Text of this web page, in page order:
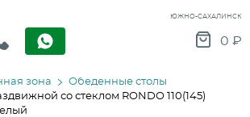
ЮЖНО-САХАЛИНСК
0 ₽
зона
Обеденные столы
со стеклом RONDO 110(145)